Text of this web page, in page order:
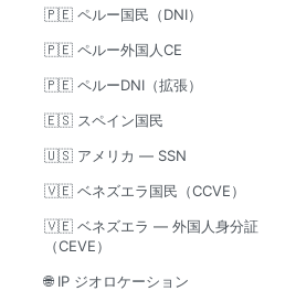
🇵🇪 ペルー国民（DNI）
🇵🇪 ペルー外国人CE
🇵🇪 ペルーDNI（拡張）
🇪🇸 スペイン国民
🇺🇸 アメリカ — SSN
🇻🇪 ベネズエラ国民（CCVE）
🇻🇪 ベネズエラ — 外国人身分証
（CEVE）
🌐 IP ジオロケーション